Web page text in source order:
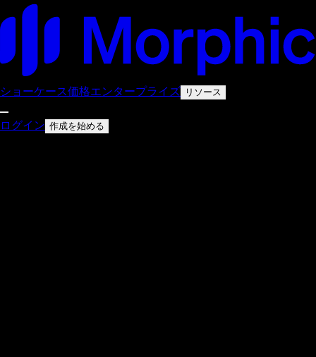
ショーケース価格エンタープライズ リソース
ログイン 作成を始める